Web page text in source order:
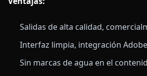
Salidas de alta calidad,
Interfaz limpia, integración
Sin marcas de agua en el